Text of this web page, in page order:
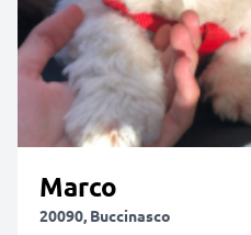
Marco
20090, Buccinasco